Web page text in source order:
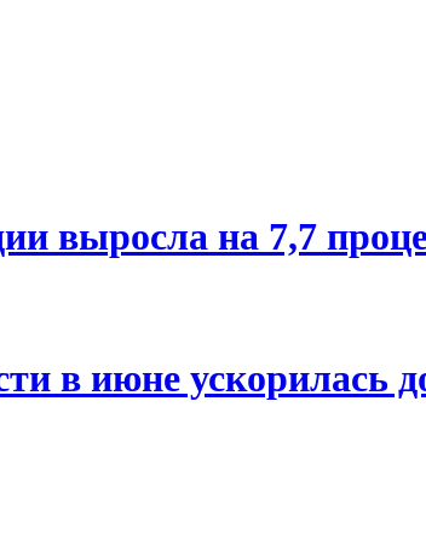
выросла на 7,7
в июне ускорилась